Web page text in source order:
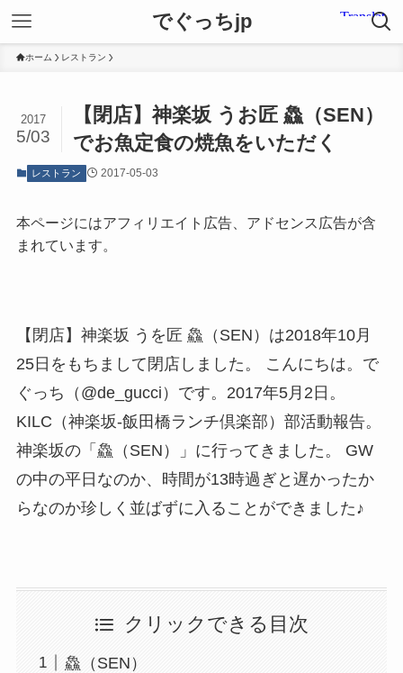
でぐっちjp
ホーム レストラン
【閉店】神楽坂 うお匠 鱻（SEN）
でお魚定食の焼魚をいただく
2017
5/03
レストラン 2017-05-03
本ページにはアフィリエイト広告、アドセンス広告が含
まれています。
【閉店】神楽坂 うを匠 鱻（SEN）は2018年10月
25日をもちまして閉店しました。 こんにちは。で
ぐっち（@de_gucci）です。2017年5月2日。
KILC（神楽坂-飯田橋ランチ倶楽部）部活動報告。
神楽坂の「鱻（SEN）」に行ってきました。 GW
の中の平日なのか、時間が13時過ぎと遅かったか
らなのか珍しく並ばずに入ることができました♪
クリックできる目次
鱻（SEN）